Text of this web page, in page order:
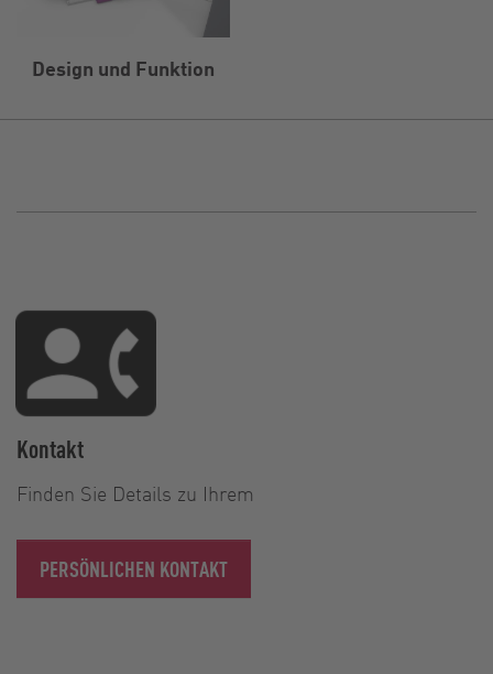
Design und Funktion
Kontakt
Finden Sie Details zu Ihrem
PERSÖNLICHEN KONTAKT